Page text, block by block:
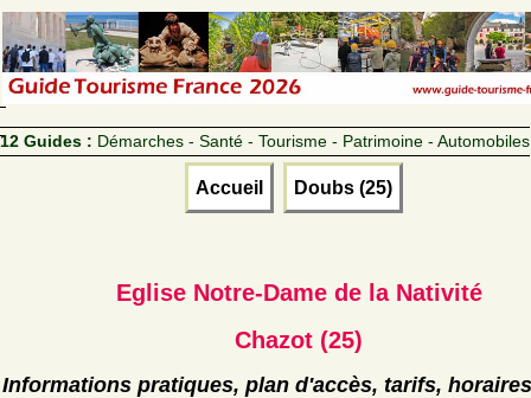
12 Guides : Démarches - Santé - Tourisme - Patrimoine - Automobiles
Accueil Doubs (25)
Eglise Notre-Dame de la Nativité
Chazot (25)
Informations pratiques, plan d'accès, tarifs, horaires